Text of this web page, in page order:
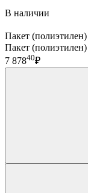
В наличии
Пакет
Пакет
7 87840₽